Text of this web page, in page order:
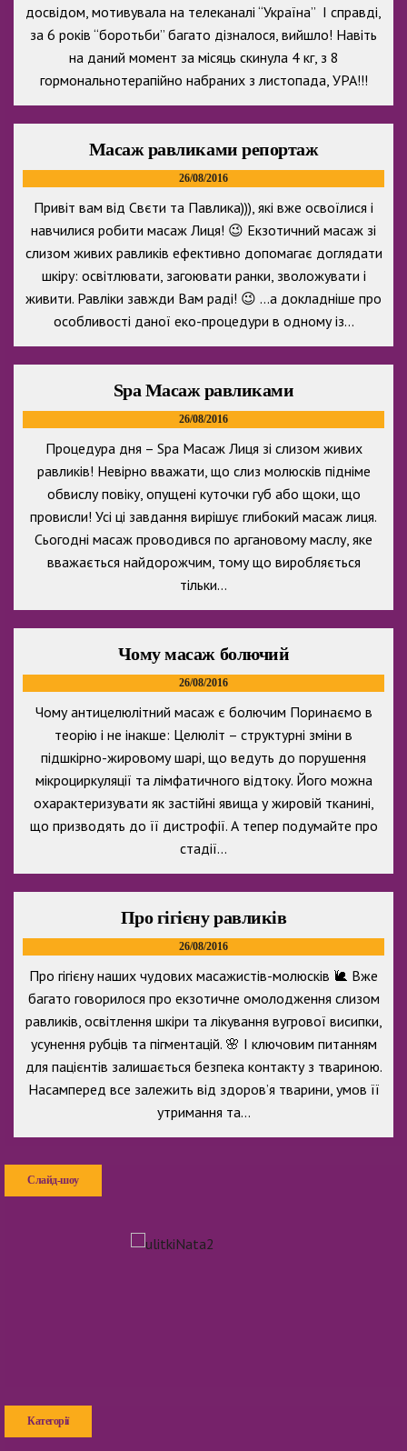
досвідом, мотивувала на телеканалі “Україна” І справді,
за 6 років “боротьби” багато дізналося, вийшло! Навіть
на даний момент за місяць скинула 4 кг, з 8
гормональнотерапійно набраних з листопада, УРА!!!
Масаж равликами репортаж
26/08/2016
Привіт вам від Свєти та Павлика))), які вже освоїлися і
навчилися робити масаж Лиця! 😉 Екзотичний масаж зі
слизом живих равликів ефективно допомагає доглядати
шкіру: освітлювати, загоювати ранки, зволожувати і
живити. Равліки завжди Вам раді! 😉 …а докладніше про
особливості даної еко-процедури в одному із…
Spa Масаж равликами
26/08/2016
Процедура дня – Spa Масаж Лиця зі слизом живих
равликів! Невірно вважати, що слиз молюсків підніме
обвислу повіку, опущені куточки губ або щоки, що
провисли! Усі ці завдання вирішує глибокий масаж лиця.
Сьогодні масаж проводився по аргановому маслу, яке
вважається найдорожчим, тому що виробляється
тільки…
Чому масаж болючий
26/08/2016
Чому антицелюлітний масаж є болючим Поринаємо в
теорію і не інакше: Целюліт – структурні зміни в
підшкірно-жировому шарі, що ведуть до порушення
мікроциркуляції та лімфатичного відтоку. Його можна
охарактеризувати як застійні явища у жировій тканині,
що призводять до її дистрофії. А тепер подумайте про
стадії…
Про гігієну равликів
26/08/2016
Про гігієну наших чудових масажистів-молюсків 🐌 Вже
багато говорилося про екзотичне омолодження слизом
равликів, освітлення шкіри та лікування вугрової висипки,
усунення рубців та пігментацій. 🌸 І ключовим питанням
для пацієнтів залишається безпека контакту з твариною.
Насамперед все залежить від здоров’я тварини, умов її
утримання та…
Слайд-шоу
Категорії